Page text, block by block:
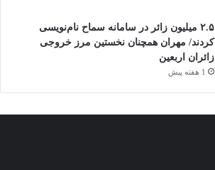
۲.۵ میلیون زائر در سامانه سماح نام‌نویسی
کردند/ مهران همچنان نخستین مرز خروجی
زائران اربعین
1 هفته پیش